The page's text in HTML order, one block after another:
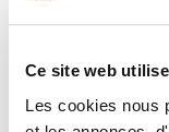
Ce site web
Les cookies nous